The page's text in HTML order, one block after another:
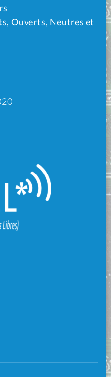
Ouverts, Neutres et